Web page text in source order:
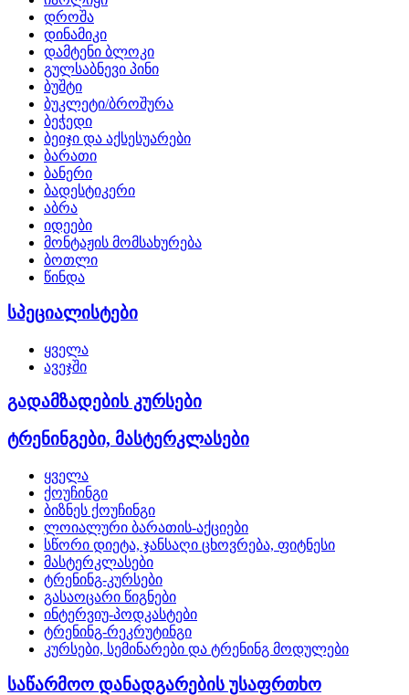
დროშა
დინამიკი
დამტენი ბლოკი
გულსაბნევი პინი
ბუშტი
ბუკლეტი/ბროშურა
ბეჭედი
ბეიჯი და აქსესუარები
ბარათი
ბანერი
ბადესტიკერი
აბრა
იდეები
მონტაჟის მომსახურება
ბოთლი
წინდა
სპეციალისტები
ყველა
ავეჯში
გადამზადების კურსები
ტრენინგები, მასტერკლასები
ყველა
ქოუჩინგი
ბიზნეს ქოუჩინგი
ლოიალური ბარათის-აქციები
სწორი დიეტა, ჯანსაღი ცხოვრება, ფიტნესი
მასტერკლასები
ტრენინგ-კურსები
გასაოცარი წიგნები
ინტერვიუ-პოდკასტები
ტრენინგ-რეკრუტინგი
კურსები, სემინარები და ტრენინგ მოდულები
საწარმოო დანადგარების უსაფრთხო